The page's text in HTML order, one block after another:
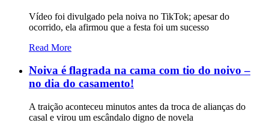
Vídeo foi divulgado pela noiva no TikTok; apesar do
ocorrido, ela afirmou que a festa foi um sucesso
Read More
Noiva é flagrada na cama com tio do noivo –
no dia do casamento!
A traição aconteceu minutos antes da troca de alianças do
casal e virou um escândalo digno de novela